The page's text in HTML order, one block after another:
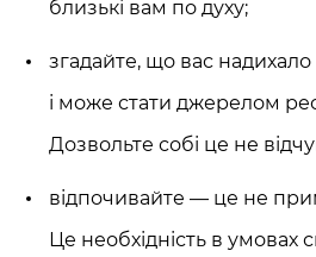
близькі вам по духу;
згадайте, що вас
і може стати джерелом
Дозвольте собі це не
відпочивайте — це не
Це необхідність в умовах